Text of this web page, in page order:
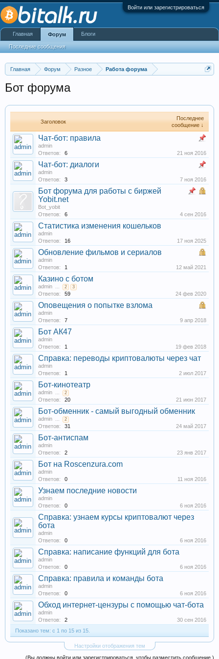
Войти или зарегистрироваться
Главная Форум Разное Работа форума
Бот форума
Заголовок
Последнее
сообщение ↓
Чат-бот: правила
admin
Ответов:
6 21 ноя 2016
Чат-бот: диалоги
admin
Ответов:
3 7 ноя 2016
Бот форума для работы с биржей
Yobit.net
Bot_yobit
Ответов:
6 4 сен 2016
Статистика изменения кошельков
admin
Ответов:
16 17 ноя 2025
Обновление фильмов и сериалов
admin
Ответов:
1 12 май 2021
Казино с ботом
admin ... 2 3
Ответов: 59 24 фев 2020
Оповещения о попытке взлома
admin
Ответов:
7 9 апр 2018
Бот АК47
admin
Ответов:
1 19 фев 2018
Справка: переводы криптовалюты через чат
admin
Ответов:
1 2 июл 2017
Бот-кинотеатр
admin ... 2
Ответов: 20 21 июн 2017
Бот-обменник - самый выгодный обменник
admin ... 2
Ответов: 31 24 май 2017
Бот-антиспам
admin
Ответов:
2 23 янв 2017
Бот на Roscenzura.com
admin
Ответов:
0 11 ноя 2016
Узнаем последние новости
admin
Ответов:
0 6 ноя 2016
Справка: узнаем курсы криптовалют через
бота
admin
Ответов:
0 6 ноя 2016
Справка: написание функций для бота
admin
Ответов:
0 6 ноя 2016
Справка: правила и команды бота
admin
Ответов:
0 6 ноя 2016
Обход интернет-цензуры с помощью чат-бота
admin
Ответов:
2
30 сен 2016
Показано тем: с 1 по 15 из 15.
Настройки отображения тем
(Вы должны войти или зарегистрироваться, чтобы разместить сообщение.)
Главная Форум
Последние сообщения
Блоги